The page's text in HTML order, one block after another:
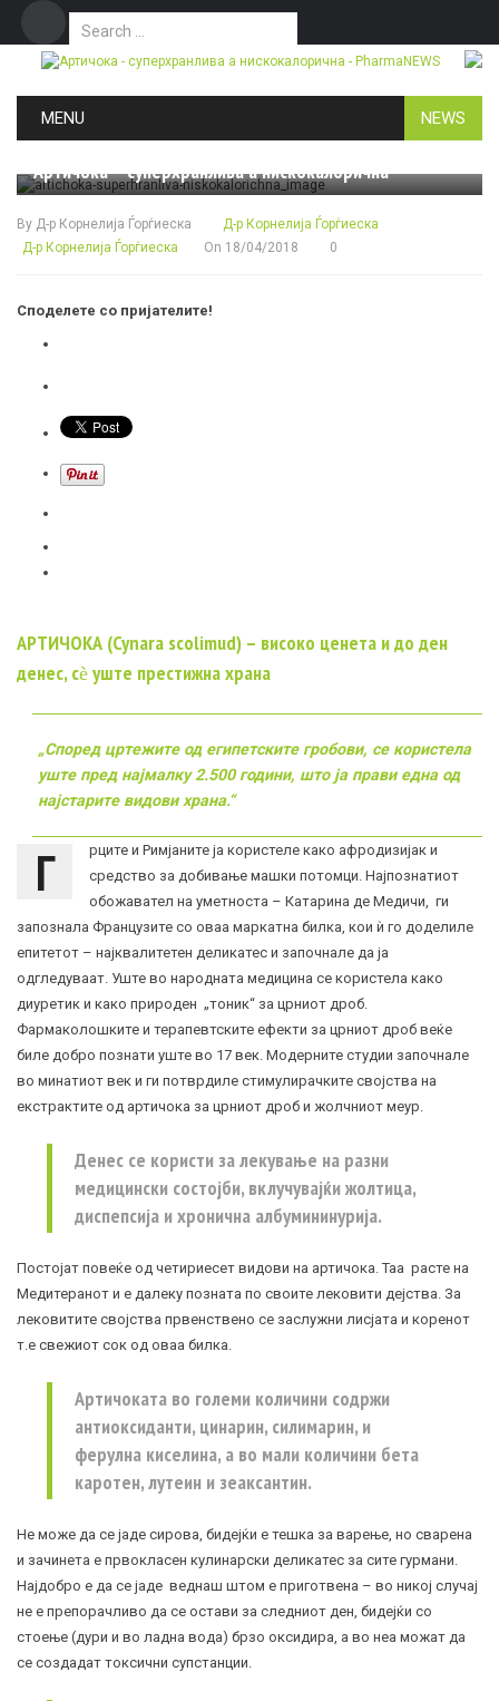
Search for:
MENU NEWS
ЗДРАВЈЕ
Артичока – суперхранлива а нискокалорична
By Д-р Корнелија Ѓорѓиеска
Д-р Корнелија Ѓорѓиеска
Д-р Корнелија Ѓорѓиеска
On 18/04/2018 0
Споделете со пријателите!
AРТИЧОКА (Cynara scolimud) – високо ценета и до ден
денес, сѐ уште престижна храна
„Според цртежите од египетските гробови, се користела
уште пред најмалку 2.500 години, што ја прави една од
најстарите видови храна.“
Г
рците и Римјаните ја користеле како афродизијак и
средство за добивање машки потомци. Најпознатиот
обожавател на уметноста – Катарина де Медичи, ги
запознала Французите со оваа маркатна билка, кои ѝ го доделиле
епитетот – најквалитетен деликатес и започнале да ја
одгледуваат. Уште во народната медицина се користела како
диуретик и како природен „тоник“ за црниот дроб.
Фармаколошките и терапевтските ефекти за црниот дроб веќе
биле добро познати уште во 17 век. Модерните студии започнале
во минатиот век и ги потврдиле стимулирачките својства на
екстрактите од артичока за црниот дроб и жолчниот меур.
Денес се користи за лекување на разни
медицински состојби, вклучувајќи жолтица,
диспепсија и хронична албумининурија.
Постојат повеќе од четириесет видови на артичока. Таа расте на
Медитеранот и е далеку позната по своите лековити дејства. За
лековитите својства првенствено се заслужни лисјата и коренот
т.е свежиот сок од оваа билка.
Артичоката во големи количини содржи
антиоксиданти, цинарин, силимарин, и
ферулна киселина, а во мали количини бета
каротен, лутеин и зеаксантин.
Не може да се јаде сирова, бидејќи е тешка за варење, но сварена
и зачинета е првокласен кулинарски деликатес за сите гурмани.
Најдобро е да се јаде веднаш штом е приготвена – во никој случај
не е препорачливо да се остави за следниот ден, бидејќи со
стоење (дури и во ладна вода) брзо оксидира, а во неа можат да
се создадат токсични супстанции.